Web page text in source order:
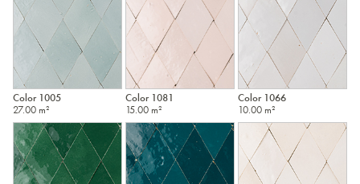
Color 1005
27.00 m²
Color 1081
15.00 m²
Color 1066
10.00 m²